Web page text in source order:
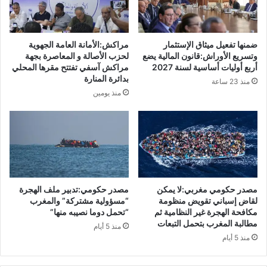
ق
ب
ح
م
د
ب
ا
ل
س
ج
ن
ا
ل
م
ح
ي
م
و
ق
ا
ا
ب
ت
ا
ل
د
ا
ع
م
ل
س
ي
ضمنها تفعيل ميثاق الإستثمار
وتسريع الأوراش:قانون المالية يضع
أربع أوليات أساسية لسنة 2027
منذ 23 ساعة
مراكش:الأمانة العامة الجهوية
لحزب الأصالة و المعاصرة بجهة
مراكش آسفي تفتتح مقرها المحلي
بدائرة المنارة
منذ يومين
مصدر حكومي مغربي:لا يمكن
لقاض إسباني تقويض منظومة
مكافحة الهجرة غير النظامية ثم
مطالبة المغرب بتحمل التبعات
منذ 5 أيام
مصدر حكومي:تدبير ملف الهجرة
“مسؤولية مشتركة” والمغرب
“تحمل دوما نصيبه منها”
منذ 5 أيام